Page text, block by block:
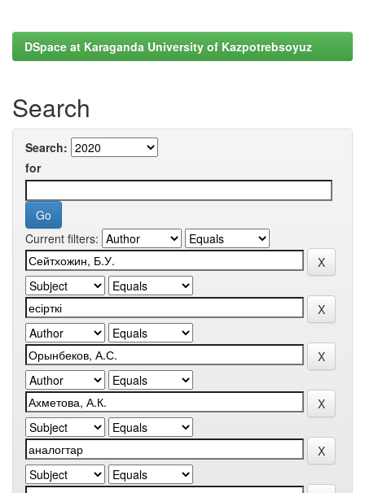
DSpace at Karaganda University of Kazpotrebsoyuz
Search
Search:
for
Current filters: